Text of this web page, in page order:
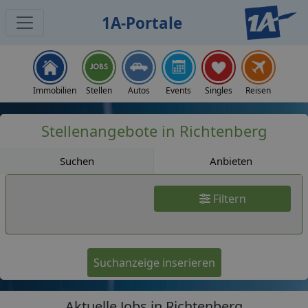
1A-Portale
Immobilien Stellen Autos Events Singles Reisen
Stellenangebote in Richtenberg
Suchen Anbieten
Filtern
Suchanzeige inserieren